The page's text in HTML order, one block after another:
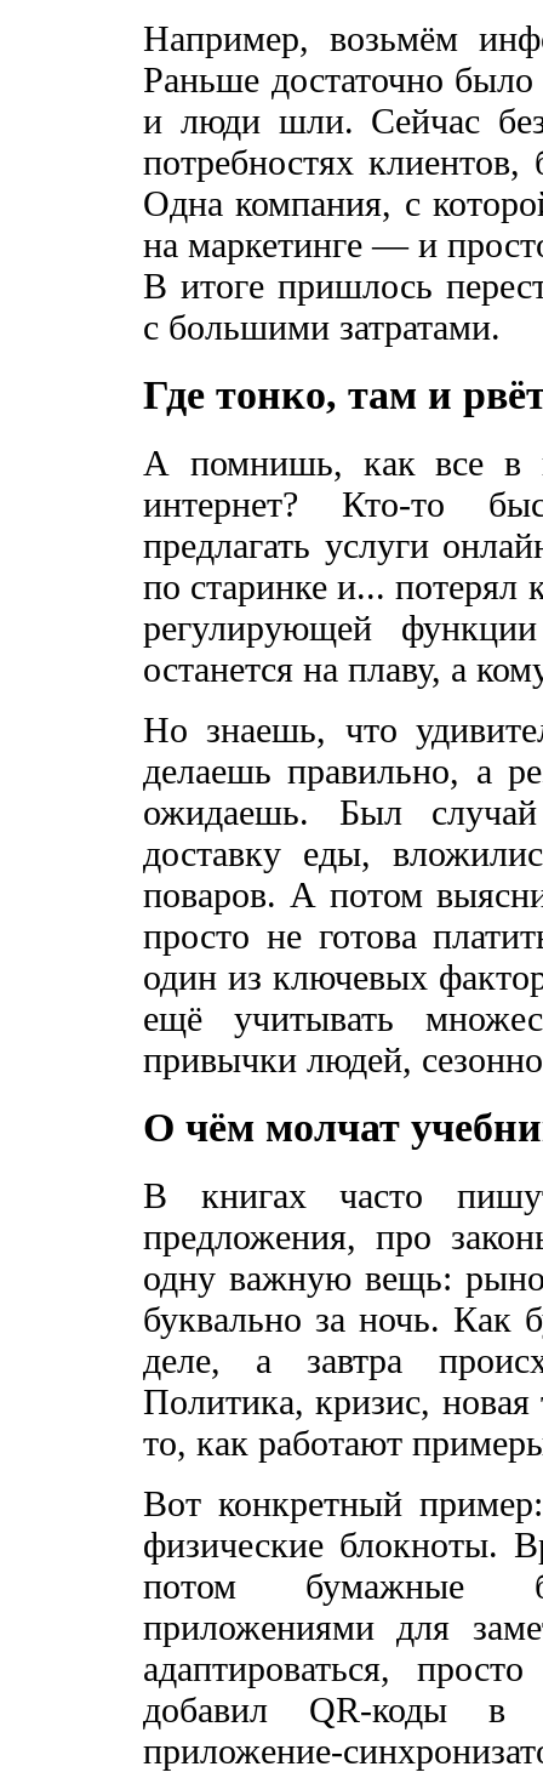
Например, возьмём
Раньше достаточно
и люди шли. Сейчас
потребностях
Одна компания, с
на маркетинге — и
В итоге пришлось
с большими затратами.
Где тонко, там и
А помнишь, как все в
интернет? Кто-то
предлагать услуги
по старинке и... потерял
регулирующей
останется на плаву, а
Но знаешь, что
делаешь правильно, а
ожидаешь. Был
доставку еды,
поваров. А потом
просто не готова
один из ключевых
ещё учитывать
привычки людей,
О чём молчат
В книгах часто
предложения, про
одну важную вещь:
буквально за ночь. Как
деле, а завтра
Политика, кризис,
то, как работают
Вот конкретный
физические блокноты.
потом бумажные
приложениями для
адаптироваться,
добавил QR-коды в
приложение-